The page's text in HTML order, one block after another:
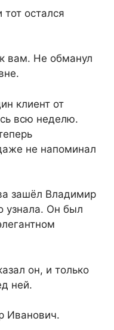
остался
вам. Не обманул
клиент от
всю неделю.
не напоминал
зашёл Владимир
узнала. Он был
он, и только
ней.
Иванович.